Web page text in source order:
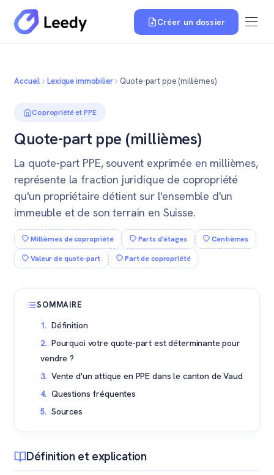
Créer un dossier
Accueil Lexique immobilier Quote-part ppe (millièmes)
Copropriété et PPE
Quote-part ppe (millièmes)
La quote-part PPE, souvent exprimée en millièmes,
représente la fraction juridique de copropriété
qu'un propriétaire détient sur l'ensemble d'un
immeuble et de son terrain en Suisse.
Millièmes de copropriété Parts d'étages
Centièmes
Valeur de quote-part
Part de copropriété
SOMMAIRE
Définition
Pourquoi votre quote-part est déterminante pour
vendre ?
Vente d'un attique en PPE dans le canton de Vaud
Questions fréquentes
Sources
Définition et explication